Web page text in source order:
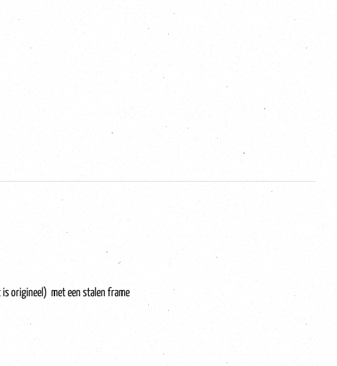
origineel) met een stalen frame